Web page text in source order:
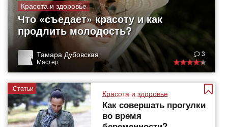
Красота и здоровье
Что «съедает» красоту и как
продлить молодость?
Тамара Дубовская
Мастер
3
Статьи
Красота и здоровье
Как совершать прогулки
во время